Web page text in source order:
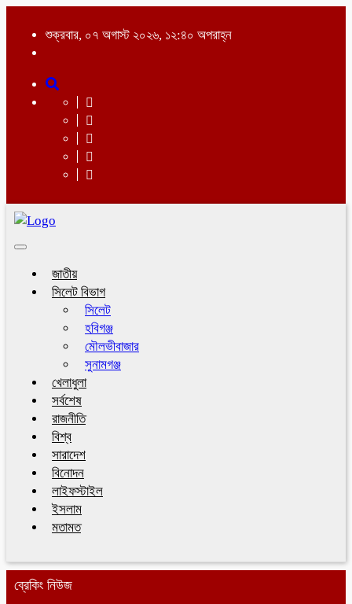
শুক্রবার, ০৭ অগাস্ট ২০২৬, ১২:৪০ অপরাহ্ন
Toggle
জাতীয়
সিলেট বিভাগ
সিলেট
হবিগঞ্জ
মৌলভীবাজার
সুনামগঞ্জ
খেলাধুলা
সর্বশেষ
রাজনীতি
বিশ্ব
সারাদেশ
বিনোদন
লাইফস্টাইল
ইসলাম
মতামত
ব্রেকিং নিউজ